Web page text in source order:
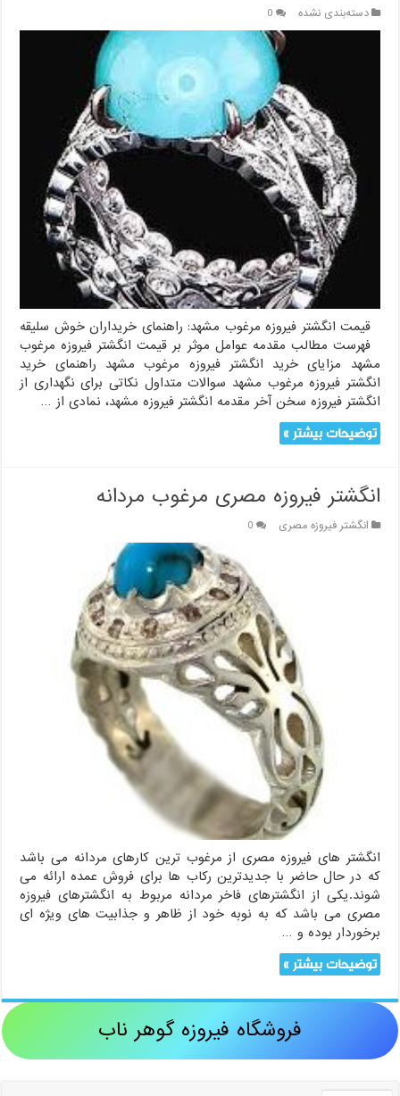
دسته‌بندی نشده 0
قیمت انگشتر فیروزه مرغوب مشهد: راهنمای خریداران خوش سلیقه
فهرست مطالب مقدمه عوامل موثر بر قیمت انگشتر فیروزه مرغوب
مشهد مزایای خرید انگشتر فیروزه مرغوب مشهد راهنمای خرید
انگشتر فیروزه مرغوب مشهد سوالات متداول نکاتی برای نگهداری از
انگشتر فیروزه سخن آخر مقدمه انگشتر فیروزه مشهد، نمادی از …
توضیحات بیشتر »
انگشتر فیروزه مصری مرغوب مردانه
انگشتر فیروزه مصری 0
انگشتر های فیروزه مصری از مرغوب ترین کارهای مردانه می باشد
که در حال حاضر با جدیدترین رکاب ها برای فروش عمده ارائه می
شوند.یکی از انگشترهای فاخر مردانه مربوط به انگشترهای فیروزه
مصری می باشد که به نوبه خود از ظاهر و جذابیت های ویژه ای
برخوردار بوده و …
توضیحات بیشتر »
فروشگاه فیروزه گوهر ناب